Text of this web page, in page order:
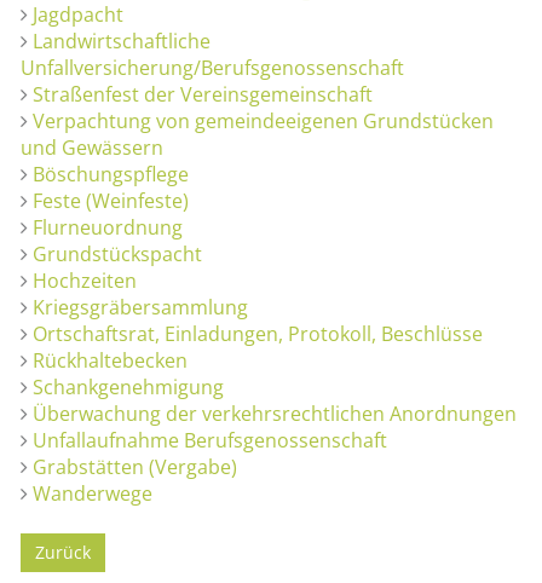
Jagdpacht
Landwirtschaftliche
Unfallversicherung/Berufsgenossenschaft
Straßenfest der Vereinsgemeinschaft
Verpachtung von gemeindeeigenen Grundstücken
und Gewässern
Böschungspflege
Feste (Weinfeste)
Flurneuordnung
Grundstückspacht
Hochzeiten
Kriegsgräbersammlung
Ortschaftsrat, Einladungen, Protokoll, Beschlüsse
Rückhaltebecken
Schankgenehmigung
Überwachung der verkehrsrechtlichen Anordnungen
Unfallaufnahme Berufsgenossenschaft
Grabstätten (Vergabe)
Wanderwege
Zurück